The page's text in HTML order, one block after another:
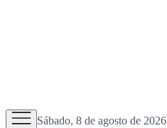
Sábado, 8 de agosto de 2026